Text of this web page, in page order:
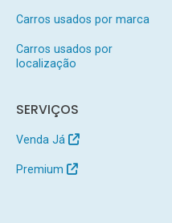
Carros usados por marca
Carros usados por
localização
SERVIÇOS
Venda Já
Premium